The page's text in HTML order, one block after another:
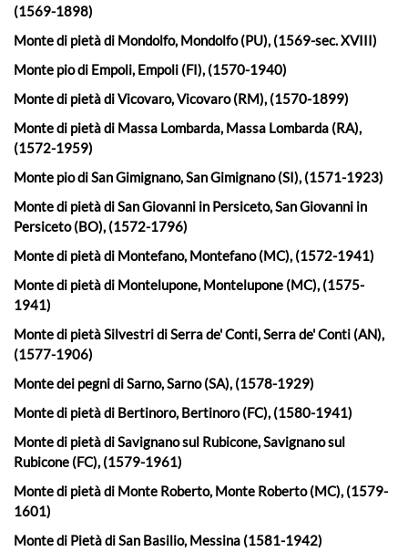
(1569-1898)
Monte di pietà di Mondolfo, Mondolfo (PU), (1569-sec. XVIII)
Monte pio di Empoli, Empoli (FI), (1570-1940)
Monte di pietà di Vicovaro, Vicovaro (RM), (1570-1899)
Monte di pietà di Massa Lombarda, Massa Lombarda (RA),
(1572-1959)
Monte pio di San Gimignano, San Gimignano (SI), (1571-1923)
Monte di pietà di San Giovanni in Persiceto, San Giovanni in
Persiceto (BO), (1572-1796)
Monte di pietà di Montefano, Montefano (MC), (1572-1941)
Monte di pietà di Montelupone, Montelupone (MC), (1575-
1941)
Monte di pietà Silvestri di Serra de' Conti, Serra de' Conti (AN),
(1577-1906)
Monte dei pegni di Sarno, Sarno (SA), (1578-1929)
Monte di pietà di Bertinoro, Bertinoro (FC), (1580-1941)
Monte di pietà di Savignano sul Rubicone, Savignano sul
Rubicone (FC), (1579-1961)
Monte di pietà di Monte Roberto, Monte Roberto (MC), (1579-
1601)
Monte di Pietà di San Basilio, Messina (1581-1942)